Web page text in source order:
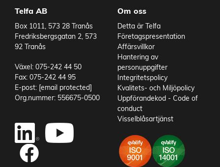
Add as new cart row
Telfa AB
Box 1011, 573 28 Tranås
Fredriksbergsgatan 2, 573
92 Tranås
Växel: 075-242 44 50
Fax: 075-242 44 95
E-post: [email protected]
Org.nummer: 556675-0500
Om oss
Detta är Telfa
Företagspresentation
Affärsvillkor
Hantering av
personuppgifter
Integritetspolicy
Kvalitets- och Miljöpolicy
Uppförandekod - Code of
conduct
Visselblåsartjänst